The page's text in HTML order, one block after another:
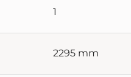
1
2295 mm